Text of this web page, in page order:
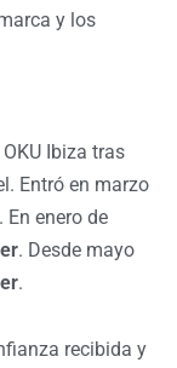
y los
Ibiza tras
Entró en marzo
. En enero de
. Desde mayo
.
recibida y